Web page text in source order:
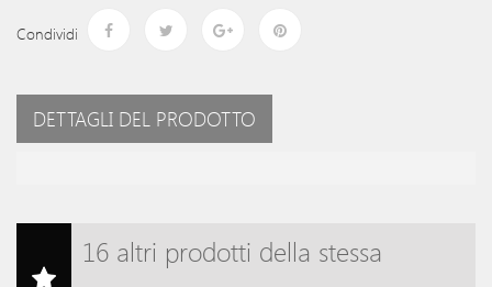
Condividi
DETTAGLI DEL PRODOTTO
16 altri prodotti della stessa